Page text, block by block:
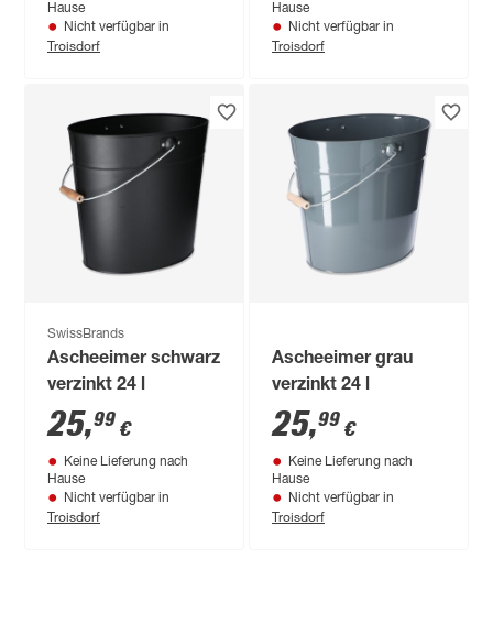
Hause
Nicht verfügbar in
Troisdorf
Hause
Nicht verfügbar in
Troisdorf
SwissBrands
Ascheeimer schwarz
verzinkt 24 l
25,99 €
Keine Lieferung nach
Hause
Nicht verfügbar in
Troisdorf
Ascheeimer grau
verzinkt 24 l
25,99 €
Keine Lieferung nach
Hause
Nicht verfügbar in
Troisdorf